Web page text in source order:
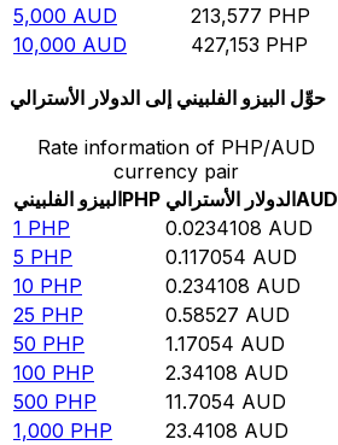
5,000 AUD 213,577 PHP
10,000 AUD 427,153 PHP
حوِّل البيزو الفلبيني إلى الدولار الأسترالي
Rate information of PHP/AUD
currency pair
البيزو الفلبينيPHP الدولار الأستراليAUD
1 PHP 0.0234108 AUD
5 PHP 0.117054 AUD
10 PHP 0.234108 AUD
25 PHP 0.58527 AUD
50 PHP 1.17054 AUD
100 PHP 2.34108 AUD
500 PHP 11.7054 AUD
1,000 PHP 23.4108 AUD